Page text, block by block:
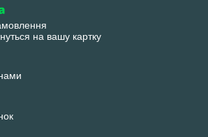
на вашу картку